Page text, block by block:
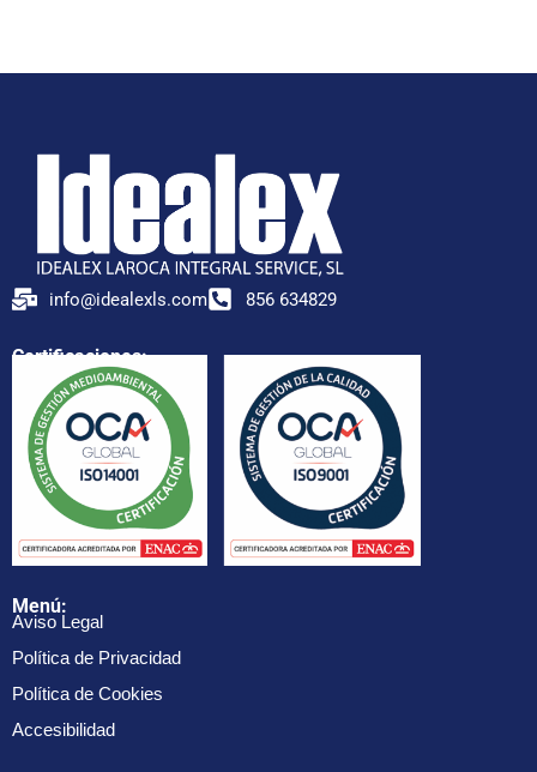
info@idealexls.com 856 634829
Certificaciones:
Menú:
Aviso Legal
Política de Privacidad
Política de Cookies
Accesibilidad